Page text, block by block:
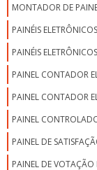
MONTADOR DE
PAINÉIS
PAINÉIS
PAINEL CONTADOR
PAINEL CONTADOR
PAINEL
PAINEL DE
PAINEL DE VOTAÇÃO